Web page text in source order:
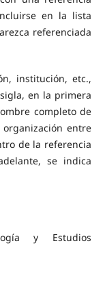
en la lista
referenciada
institución, etc.,
en la primera
completo de
entre
de la referencia
se indica
y Estudios